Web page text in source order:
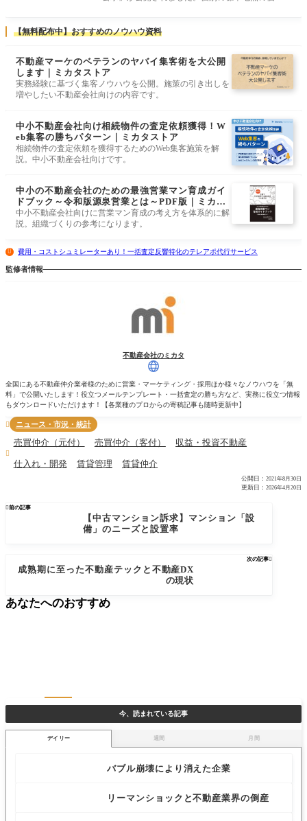
【無料配布中】おすすめのノウハウ資料
不動産マーケのベテランのヤバイ集客術を大公開
します｜ミカタストア
実務経験に基づく集客ノウハウを公開。施策の引き出しを
増やしたい不動産会社向けの内容です。
中小不動産会社向け相続物件の査定依頼獲得！W
eb集客の勝ちパターン｜ミカタストア
相続物件の査定依頼を獲得するためのWeb集客施策を解
説。中小不動産会社向けです。
中小の不動産会社のための最強営業マン育成ガイ
ドブック～令和版源泉営業とは～PDF版｜ミカタ
ストア
中小不動産会社向けに営業マン育成の考え方を体系的に解
説。組織づくりの参考になります。
費用・コストシュミレーターあり！一括査定反響特化のテレアポ代行サービス
監修者情報
不動産会社のミカタ
全国にある不動産仲介業者様のために営業・マーケティング・採用ほか様々なノウハウを「無
料」で公開いたします！役立つメールテンプレート・一括査定の勝ち方など、実務に役立つ情報
もダウンロードいただけます！【各業種のプロからの寄稿記事も随時更新中】
 ニュース・市況・統計

売買仲介（元付） 売買仲介（客付） 収益・投資不動産
仕入れ・開発 賃貸管理 賃貸仲介
公開日： 2021年8月30日
更新日： 2026年4月20日
前の記事
【中古マンション訴求】マンション「設
備」のニーズと設置率
次の記事
成熟期に至った不動産テックと不動産DX
の現状
今、読まれている記事
デイリー 週間 月間
バブル崩壊により消えた企業
リーマンショックと不動産業界の倒産
あなたへのおすすめ